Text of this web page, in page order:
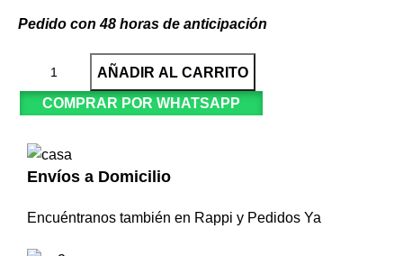
Pedido con 48 horas de anticipación
AÑADIR AL CARRITO
COMPRAR POR WHATSAPP
Envíos a Domicilio
Encuéntranos también en Rappi y Pedidos Ya